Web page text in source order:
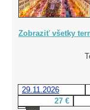
Zobraziť všetky
29.11.2026
27 €